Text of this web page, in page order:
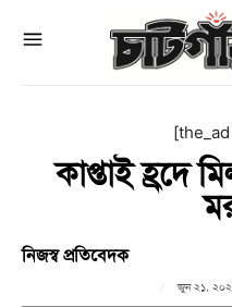
কাপ্তাই হ্রদে
নিজস্ব প্রতিবেদক
জুন ২১,